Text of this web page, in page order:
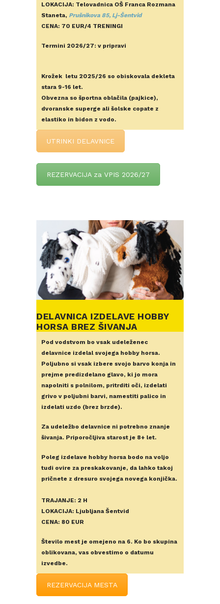
LOKACIJA: Telovadnica OŠ Franca Rozmana
Staneta, Prušnikova 85, Lj-Šentvid
CENA: 70 EUR/4 TRENINGI
Termini 2026/27: v pripravi
Krožek letu 2025/26 so obiskovala dekleta
stara 9-16 let.
Obvezna so športna oblačila (pajkice),
dvoranske superge ali šolske copate z
elastiko in bidon z vodo.
UTRINKI DELAVNICE
REZERVACIJA za VPIS 2026/27
DELAVNICA IZDELAVE HOBBY
HORSA BREZ ŠIVANJA
Pod vodstvom bo vsak udeleženec
delavnice izdelal svojega hobby horsa.
Poljubno si vsak izbere svojo barvo konja in
prejme predizdelano glavo, ki jo mora
napolniti s polnilom, pritrditi oči, izdelati
grivo v poljubni barvi, namestiti palico in
izdelati uzdo (brez brzde).
Za udeležbo delavnice ni potrebno znanje
šivanja. Priporočljiva starost je 8+ let.
Poleg izdelave hobby horsa bodo na voljo
tudi ovire za preskakovanje, da lahko takoj
pričnete z dresuro svojega novega konjička.
TRAJANJE: 2 H
LOKACIJA: Ljubljana Šentvid
CENA: 80 EUR
Število mest je omejeno na 6. Ko bo skupina
oblikovana, vas obvestimo o datumu
izvedbe.
REZERVACIJA MESTA